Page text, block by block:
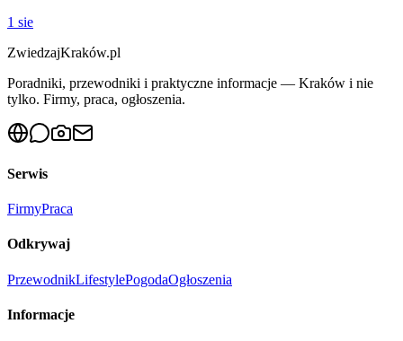
1 sie
ZwiedzajKraków.pl
Poradniki, przewodniki i praktyczne informacje — Kraków i nie
tylko. Firmy, praca, ogłoszenia.
Serwis
FirmyPraca
Odkrywaj
PrzewodnikLifestylePogodaOgłoszenia
Informacje